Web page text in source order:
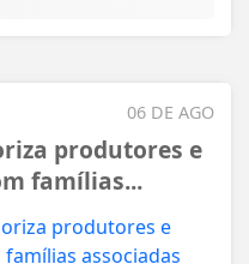
06 DE AGO
produtores e
famílias...